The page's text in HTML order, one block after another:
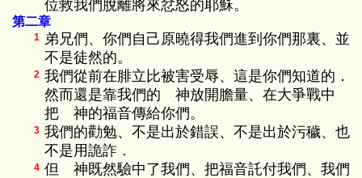
位救我們脫離將來忿怒的耶穌。
第二章
1 弟兄們、你們自己原曉得我們進到你們那裏、並
不是徒然的。
2 我們從前在腓立比被害受辱、這是你們知道的．
然而還是靠我們的 神放開膽量、在大爭戰中
把 神的福音傳給你們。
3 我們的勸勉、不是出於錯誤、不是出於污穢、也
不是用詭詐．
4 但 神既然驗中了我們、把福音託付我們、我們